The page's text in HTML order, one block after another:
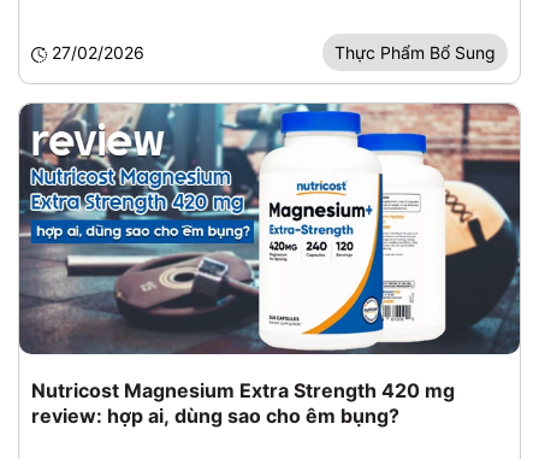
27/02/2026 Thực Phẩm Bổ Sung
Nutricost Magnesium Extra Strength 420 mg
review: hợp ai, dùng sao cho êm bụng?